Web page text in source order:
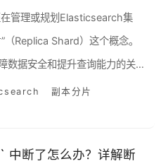
管理或规划Elasticsearch集
（Replica Shard）这个概念。
数据安全和提升查询能力的关
资源消耗。...副本分片
断了怎么办？详解断